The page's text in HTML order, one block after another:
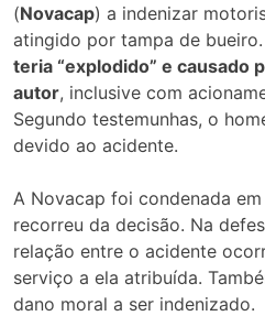
(Novacap) a indenizar
atingido por tampa de bueiro.
teria “explodido” e causado
autor, inclusive com
Segundo testemunhas, o
devido ao acidente.
A Novacap foi condenada em
recorreu da decisão. Na
relação entre o acidente
serviço a ela atribuída.
dano moral a ser indenizado.